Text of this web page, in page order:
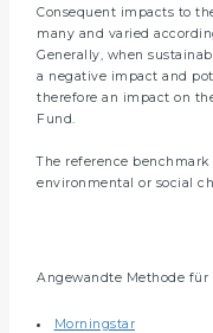
Consequent impacts to
many and varied
Generally, when
a negative impact and
therefore an impact on
Fund.
The reference
environmental or social
Angewandte Methode für
Morningstar